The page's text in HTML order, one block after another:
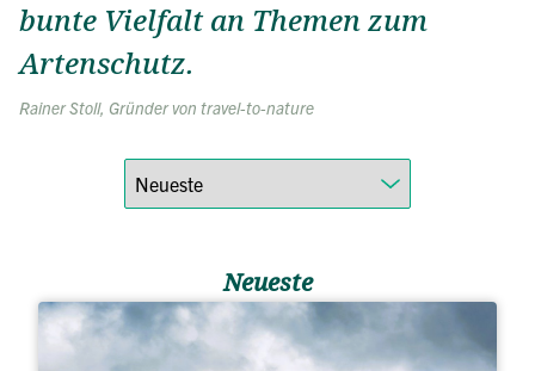
bunte Vielfalt an Themen zum
Artenschutz.
Rainer Stoll, Gründer von travel-to-nature
Neueste